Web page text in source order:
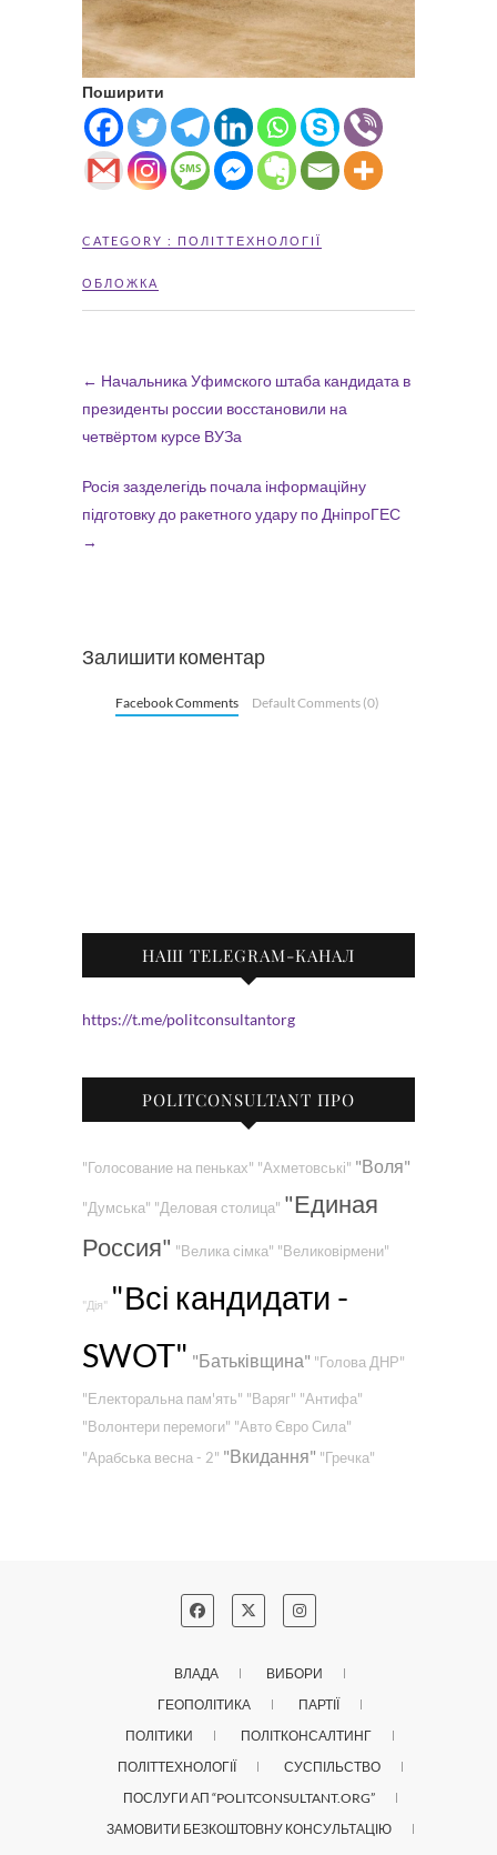
Поширити
CATEGORY : ПОЛІТТЕХНОЛОГІЇ
ОБЛОЖКА
← Начальника Уфимского штаба кандидата в
президенты россии восстановили на
четвёртом курсе ВУЗа
Росія зазделегідь почала інформаційну
підготовку до ракетного удару по ДніпроГЕС
→
Залишити коментар
Facebook Comments Default Comments (0)
НАШ TELEGRAM-КАНАЛ
https://t.me/politconsultantorg
POLITCONSULTANT ПРО
"Голосование на пеньках" "Ахметовські" "Воля"
"Думська" "Деловая столица" "Единая
Россия" "Велика сімка" "Великовірмени"
"Дія" "Всі кандидати -
SWOT" "Батьківщина" "Голова ДНР"
"Електоральна пам'ять" "Варяг" "Антифа"
"Волонтери перемоги" "Авто Євро Сила"
"Арабська весна - 2" "Вкидання" "Гречка"
ВЛАДА
ВИБОРИ
ГЕОПОЛІТИКА
ПАРТІЇ
ПОЛІТИКИ
ПОЛІТКОНСАЛТИНГ
ПОЛІТТЕХНОЛОГІЇ
СУСПІЛЬСТВО
ПОСЛУГИ АП “POLITCONSULTANT.ORG”
ЗАМОВИТИ БЕЗКОШТОВНУ КОНСУЛЬТАЦІЮ